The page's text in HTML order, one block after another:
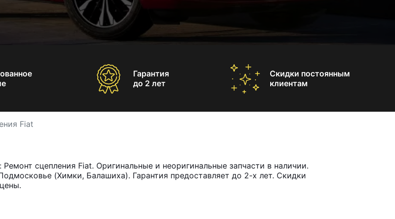
Гарантия
до 2 лет
Скидки постоянным
клиентам
Fiat
сцепления Fiat. Оригинальные и неоригинальные запчасти в наличии.
(Химки, Балашиха). Гарантия предоставляет до 2-х лет. Скидки